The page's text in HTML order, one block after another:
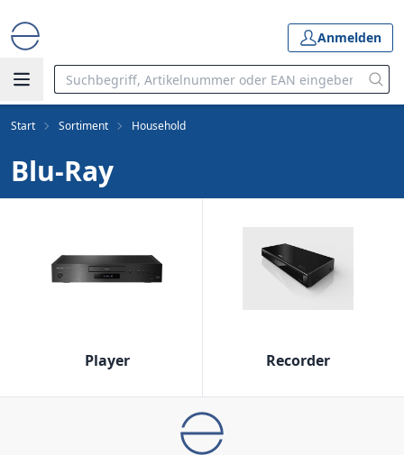
Anmelden
Start Sortiment Household
Blu-Ray
Player Recorder